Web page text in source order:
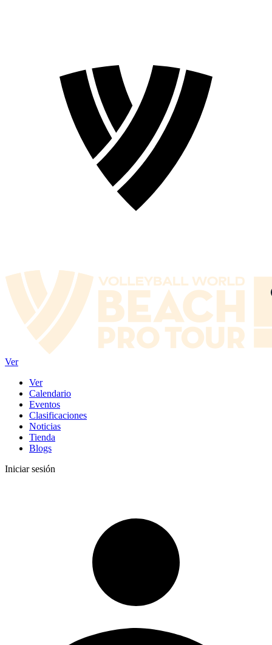
Ver
Ver
Calendario
Eventos
Clasificaciones
Noticias
Tienda
Blogs
Iniciar sesión